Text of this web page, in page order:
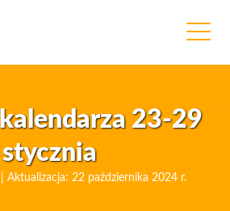
23-29
stycznia
Aktualizacja: 22 października 2024 r.